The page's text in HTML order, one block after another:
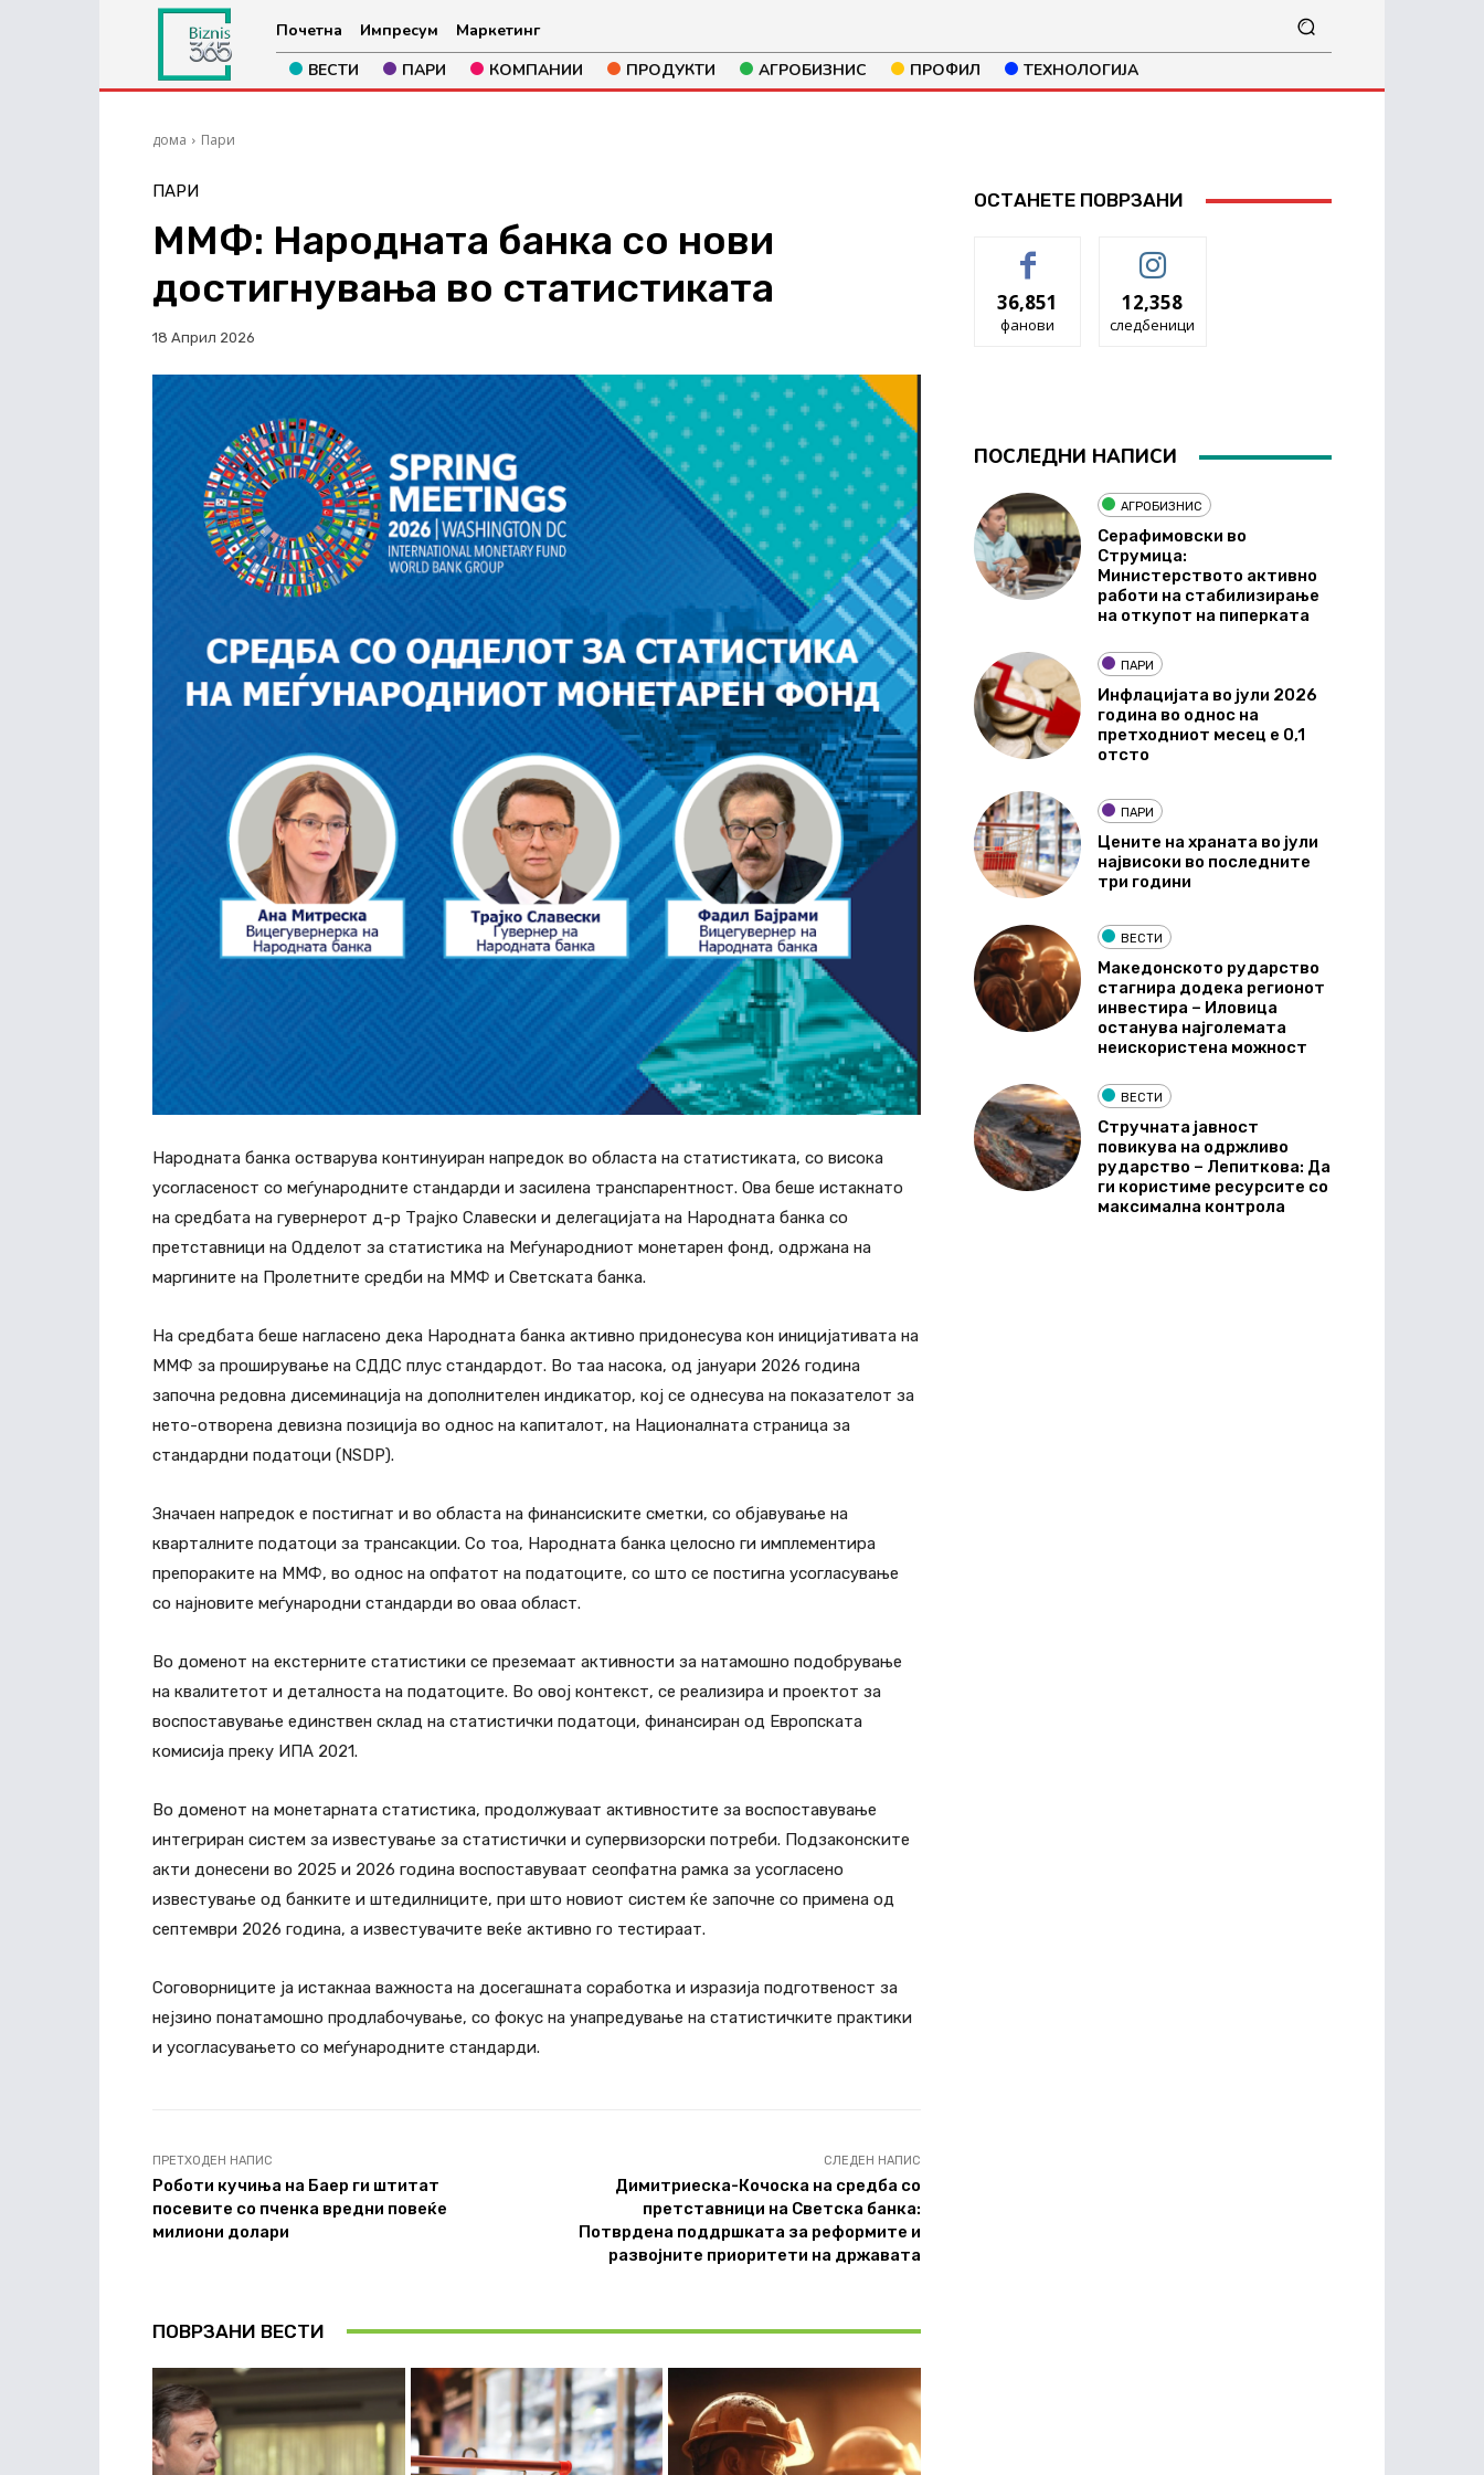
Почетна Импресум
Маркетинг
ВЕСТИ
ПАРИ КОМПАНИИ ПРОДУКТИ АГРОБИЗНИС ПРОФИЛ ТЕХНОЛОГИЈА
дома Пари
ПАРИ
ММФ: Народната банка со нови
достигнувања во статистиката
18 Април 2026
Народната банка остварува континуиран напредок во областа на статистиката, со висока
усогласеност со меѓународните стандарди и засилена транспарентност. Ова беше истакнато
на средбата на гувернерот д-р Трајко Славески и делегацијата на Народната банка со
претставници на Одделот за статистика на Меѓународниот монетарен фонд, одржана на
маргините на Пролетните средби на ММФ и Светската банка.
На средбата беше нагласено дека Народната банка активно придонесува кон иницијативата на
ММФ за проширување на СДДС плус стандардот. Во таа насока, од јануари 2026 година
започна редовна дисеминација на дополнителен индикатор, кој се однесува на показателот за
нето-отворена девизна позиција во однос на капиталот, на Националната страница за
стандардни податоци (NSDP).
Значаен напредок е постигнат и во областа на финансиските сметки, со објавување на
кварталните податоци за трансакции. Со тоа, Народната банка целосно ги имплементира
препораките на ММФ, во однос на опфатот на податоците, со што се постигна усогласување
со најновите меѓународни стандарди во оваа област.
Во доменот на екстерните статистики се преземаат активности за натамошно подобрување
на квалитетот и деталноста на податоците. Во овој контекст, се реализира и проектот за
воспоставување единствен склад на статистички податоци, финансиран од Европската
комисија преку ИПА 2021.
Во доменот на монетарната статистика, продолжуваат активностите за воспоставување
интегриран систем за известување за статистички и супервизорски потреби. Подзаконските
акти донесени во 2025 и 2026 година воспоставуваат сеопфатна рамка за усогласено
известување од банките и штедилниците, при што новиот систем ќе започне со примена од
септември 2026 година, а известувачите веќе активно го тестираат.
Соговорниците ја истакнаа важноста на досегашната соработка и изразија подготвеност за
нејзино понатамошно продлабочување, со фокус на унапредување на статистичките практики
и усогласувањето со меѓународните стандарди.
ПРЕТХОДЕН НАПИС
Роботи кучиња на Баер ги штитат
посевите со пченка вредни повеќе
милиони долари
СЛЕДЕН НАПИС
Димитриеска-Кочоска на средба со
претставници на Светска банка:
Потврдена поддршката за реформите и
развојните приоритети на државата
ПОВРЗАНИ ВЕСТИ
ОСТАНЕТЕ ПОВРЗАНИ
36,851
фанови
12,358
следбеници
ПОСЛЕДНИ НАПИСИ
АГРОБИЗНИС
Серафимовски во
Струмица:
Министерството активно
работи на стабилизирање
на откупот на пиперката
ПАРИ
Инфлацијата во јули 2026
година во однос на
претходниот месец е 0,1
отсто
ПАРИ
Цените на храната во јули
највисоки во последните
три години
ВЕСТИ
Македонското рударство
стагнира додека регионот
инвестира – Иловица
останува најголемата
неискористена можност
ВЕСТИ
Стручната јавност
повикува на одржливо
рударство – Лепиткова: Да
ги користиме ресурсите со
максимална контрола